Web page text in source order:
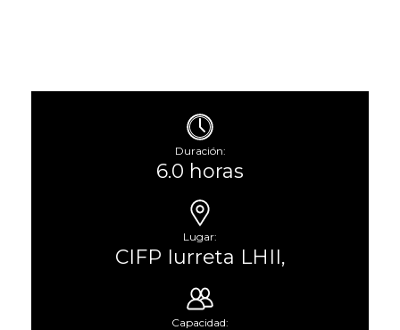
Duración:
6.0 horas
Lugar:
CIFP Iurreta LHII,
Capacidad: